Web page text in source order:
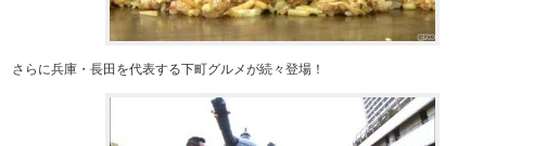
さらに兵庫・長田を代表する下町グルメが続々登場！